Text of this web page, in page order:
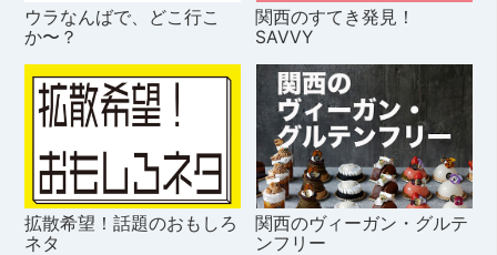
ウラなんばで、どこ行こ
か〜？
関西のすてき発見！
SAVVY
拡散希望！話題のおもしろ
ネタ
関西のヴィーガン・グルテ
ンフリー